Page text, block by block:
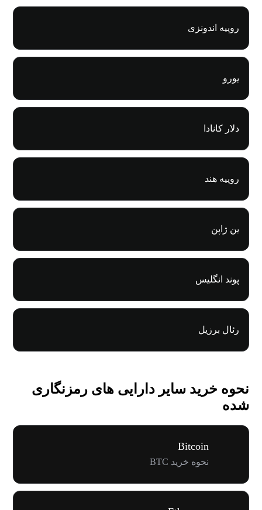
روپیه اندونزی
یورو
دلار کانادا
روپیه هند
ین ژاپن
پوند انگلیس
رئال برزیل
نحوه خرید سایر دارایی های رمزنگاری
شده
Bitcoin
نحوه خرید BTC